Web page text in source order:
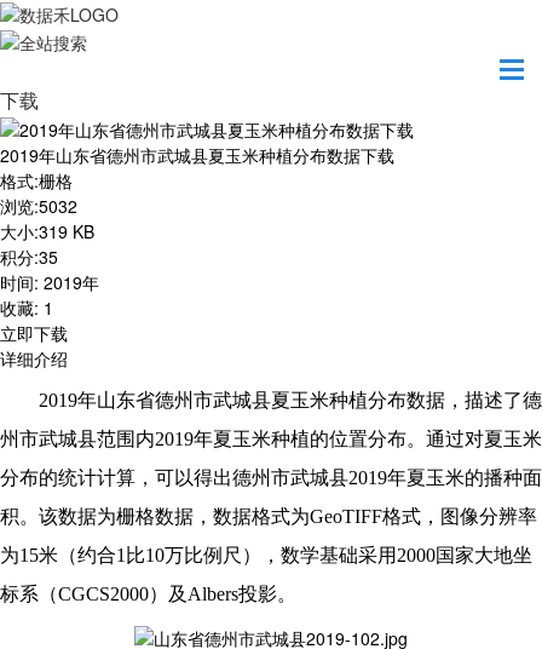
2019年山东省德州市武城县夏玉米种植分布数据
下载
2019年山东省德州市武城县夏玉米种植分布数据下载
格式:栅格
浏览:5032
大小:319 KB
积分:35
时间: 2019年
收藏: 1
立即下载
详细介绍
2019年山东省德州市武城县夏玉米种植分布数据，描述了德
州市武城县范围内2019年夏玉米种植的位置分布。通过对夏玉米
分布的统计计算，可以得出德州市武城县2019年夏玉米的播种面
积。该数据为栅格数据，数据格式为GeoTIFF格式，图像分辨率
为15米（约合1比10万比例尺），数学基础采用2000国家大地坐
标系（CGCS2000）及Albers投影。